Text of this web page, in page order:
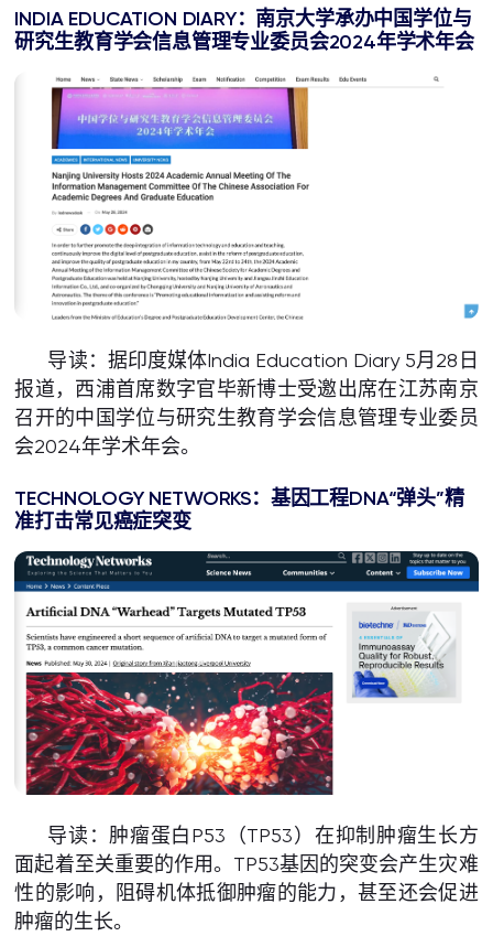
INDIA EDUCATION DIARY：南京大学承办中国学位与
研究生教育学会信息管理专业委员会2024年学术年会
导读：据印度媒体India Education Diary 5月28日
报道，西浦首席数字官毕新博士受邀出席在江苏南京
召开的中国学位与研究生教育学会信息管理专业委员
会2024年学术年会。
TECHNOLOGY NETWORKS： 基因工程DNA“弹头”精
准打击常见癌症突变
导读：肿瘤蛋白P53（TP53）在抑制肿瘤生长方
面起着至关重要的作用。TP53基因的突变会产生灾难
性的影响，阻碍机体抵御肿瘤的能力，甚至还会促进
肿瘤的生长。